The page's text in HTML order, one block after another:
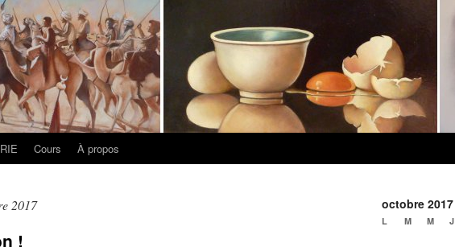
Cours À propos
2017
!
octobre 2017
L M M J